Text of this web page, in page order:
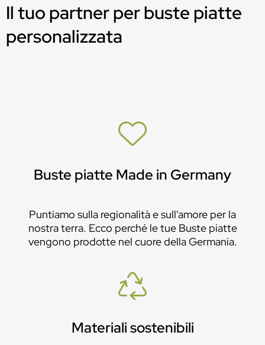
Il tuo partner per buste piatte
personalizzata
Buste piatte Made in Germany
Puntiamo sulla regionalità e sull'amore per la
nostra terra. Ecco perché le tue Buste piatte
vengono prodotte nel cuore della Germania.
Materiali sostenibili